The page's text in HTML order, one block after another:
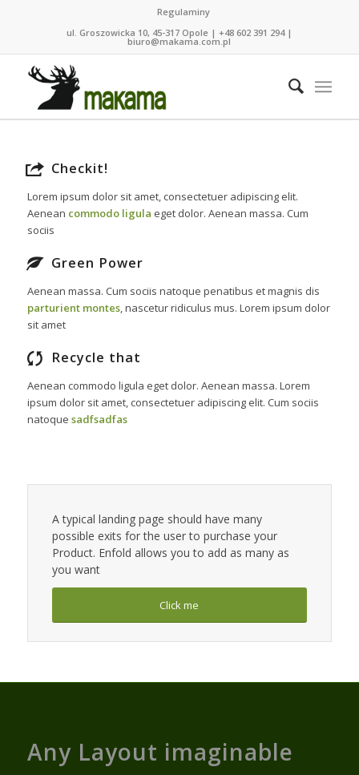
Regulaminy
ul. Groszowicka 10, 45-317 Opole | +48 602 391 294 |
biuro@makama.com.pl
Checkit!
Lorem ipsum dolor sit amet, consectetuer adipiscing elit.
Aenean commodo ligula eget dolor. Aenean massa. Cum
sociis
Green Power
Aenean massa. Cum sociis natoque penatibus et magnis dis
parturient montes, nascetur ridiculus mus. Lorem ipsum dolor
sit amet
Recycle that
Aenean commodo ligula eget dolor. Aenean massa. Lorem
ipsum dolor sit amet, consectetuer adipiscing elit. Cum sociis
natoque sadfsadfas
A typical landing page should have many
possible exits for the user to purchase your
Product. Enfold allows you to add as many as
you want
Click me
Any Layout imaginable